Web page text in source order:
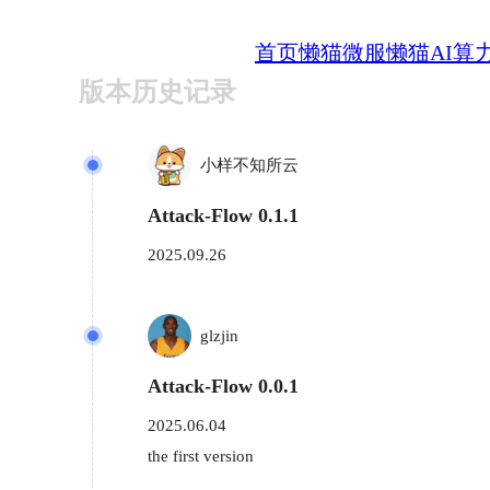
首页懒猫微服懒猫AI算
版本历史记录
小样不知所云
Attack-Flow 0.1.1
2025.09.26
glzjin
Attack-Flow 0.0.1
2025.06.04
the first version